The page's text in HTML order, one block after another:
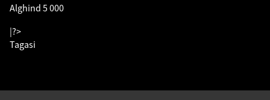
Alghind 5 000
|?>
Tagasi